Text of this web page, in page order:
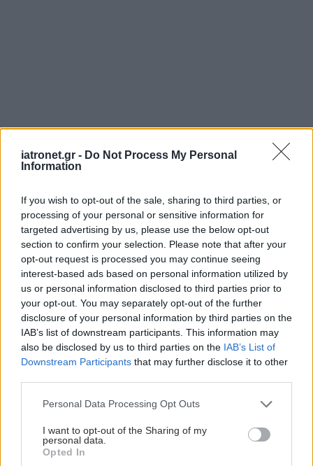
iatronet.gr - Do Not Process My Personal
Information
If you wish to opt-out of the sale, sharing to third parties, or
processing of your personal or sensitive information for
targeted advertising by us, please use the below opt-out
section to confirm your selection. Please note that after your
opt-out request is processed you may continue seeing
interest-based ads based on personal information utilized by
us or personal information disclosed to third parties prior to
your opt-out. You may separately opt-out of the further
disclosure of your personal information by third parties on the
IAB’s list of downstream participants. This information may
also be disclosed by us to third parties on the IAB’s List of
Downstream Participants that may further disclose it to other
Please note that this website/app uses one or more Google
not limited to your visit or usage behaviour. You may click to
grant or deny consent to Google and its third-party tags to
use your data for below specified purposes in below Google
Personal Data Processing Opt Outs
I want to opt-out of the Sharing of my
personal data.
Opted In